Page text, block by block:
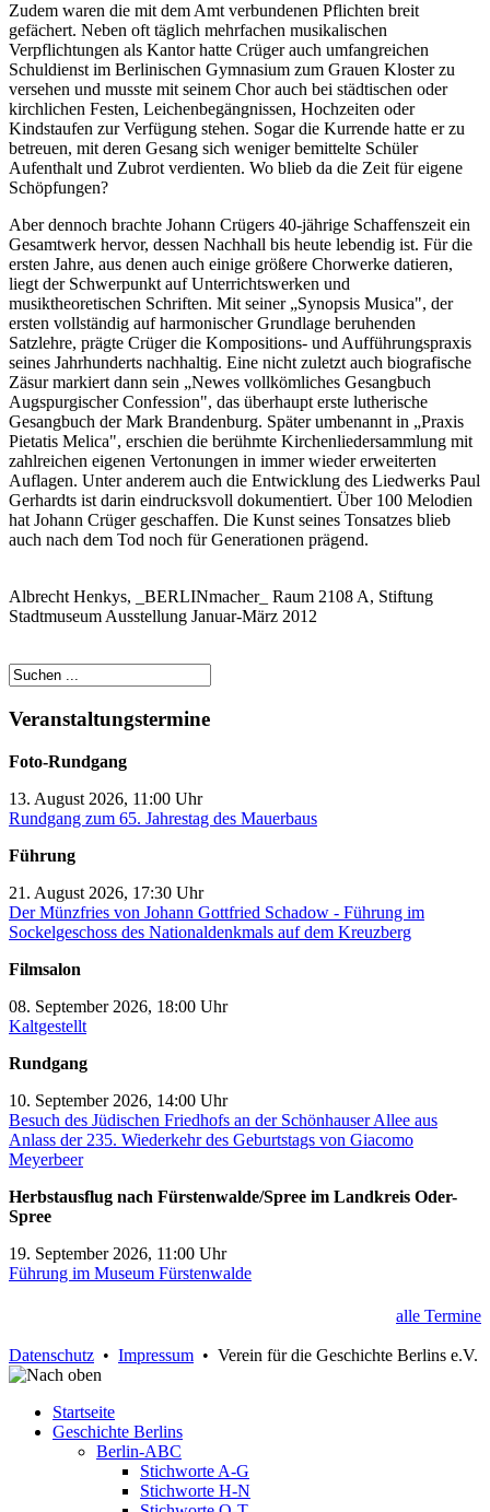
Zudem waren die mit dem Amt verbundenen Pflichten breit
gefächert. Neben oft täglich mehrfachen musikalischen
Verpflichtungen als Kantor hatte Crüger auch umfangreichen
Schuldienst im Berlinischen Gymnasium zum Grauen Kloster zu
versehen und musste mit seinem Chor auch bei städtischen oder
kirchlichen Festen, Leichenbegängnissen, Hochzeiten oder
Kindstaufen zur Verfügung stehen. Sogar die Kurrende hatte er zu
betreuen, mit deren Gesang sich weniger bemittelte Schüler
Aufenthalt und Zubrot verdienten. Wo blieb da die Zeit für eigene
Schöpfungen?
Aber dennoch brachte Johann Crügers 40-jährige Schaffenszeit ein
Gesamtwerk hervor, dessen Nachhall bis heute lebendig ist. Für die
ersten Jahre, aus denen auch einige größere Chorwerke datieren,
liegt der Schwerpunkt auf Unterrichtswerken und
musiktheoretischen Schriften. Mit seiner „Synopsis Musica", der
ersten vollständig auf harmonischer Grundlage beruhenden
Satzlehre, prägte Crüger die Kompositions- und Aufführungspraxis
seines Jahrhunderts nachhaltig. Eine nicht zuletzt auch biografische
Zäsur markiert dann sein „Newes vollkömliches Gesangbuch
Augspurgischer Confession", das überhaupt erste lutherische
Gesangbuch der Mark Brandenburg. Später umbenannt in „Praxis
Pietatis Melica", erschien die berühmte Kirchenliedersammlung mit
zahlreichen eigenen Vertonungen in immer wieder erweiterten
Auflagen. Unter anderem auch die Entwicklung des Liedwerks Paul
Gerhardts ist darin eindrucksvoll dokumentiert. Über 100 Melodien
hat Johann Crüger geschaffen. Die Kunst seines Tonsatzes blieb
auch nach dem Tod noch für Generationen prägend.
Albrecht Henkys, _BERLINmacher_ Raum 2108 A, Stiftung
Stadtmuseum Ausstellung Januar-März 2012
Veranstaltungstermine
Foto-Rundgang
13. August 2026, 11:00 Uhr
Rundgang zum 65. Jahrestag des Mauerbaus
Führung
21. August 2026, 17:30 Uhr
Der Münzfries von Johann Gottfried Schadow - Führung im
Sockelgeschoss des Nationaldenkmals auf dem Kreuzberg
Filmsalon
08. September 2026, 18:00 Uhr
Kaltgestellt
Rundgang
10. September 2026, 14:00 Uhr
Besuch des Jüdischen Friedhofs an der Schönhauser Allee aus
Anlass der 235. Wiederkehr des Geburtstags von Giacomo
Meyerbeer
Herbstausflug nach Fürstenwalde/Spree im Landkreis Oder-
Spree
19. September 2026, 11:00 Uhr
Führung im Museum Fürstenwalde
alle Termine
Datenschutz • Impressum • Verein für die Geschichte Berlins e.V.
Startseite
Geschichte Berlins
Berlin-ABC
Stichworte A-G
Stichworte H-N